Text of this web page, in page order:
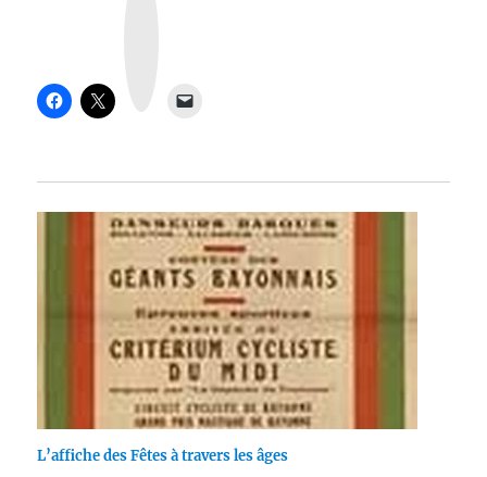
L’affiche des Fêtes à travers les âges